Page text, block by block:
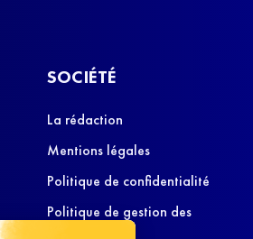
SOCIÉTÉ
La rédaction
Mentions légales
Politique de confidentialité
Politique de gestion des